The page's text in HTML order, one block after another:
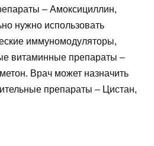
– Амоксициллин,
нужно использовать
иммуномодуляторы,
витаминные препараты –
Врач может назначить
препараты – Цистан,